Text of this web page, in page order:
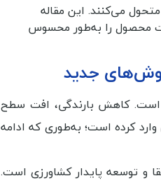
می‌کنند. این مقاله
آب را تا ۵۰٪ کاهش می‌دهند و کیفیت محصول را به‌طور محسوس
است. کاهش بارندگی، افت سطح
کرده است؛ به‌طوری که ادامه
و توسعه پایدار کشاورزی است.